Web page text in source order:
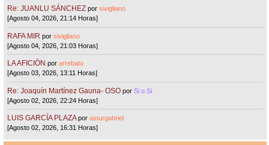
Re: JUANLU SÁNCHEZ porsivigliano
[Agosto 04, 2026, 21:14 Horas]
RAFA MIR porsivigliano
[Agosto 04, 2026, 21:03 Horas]
LA AFICIÓN porarrebato
[Agosto 03, 2026, 13:11 Horas]
Re: Joaquín Martínez Gauna- OSO porSi o Si
[Agosto 02, 2026, 22:24 Horas]
LUIS GARCÍA PLAZA porasturgabriel
[Agosto 02, 2026, 16:31 Horas]